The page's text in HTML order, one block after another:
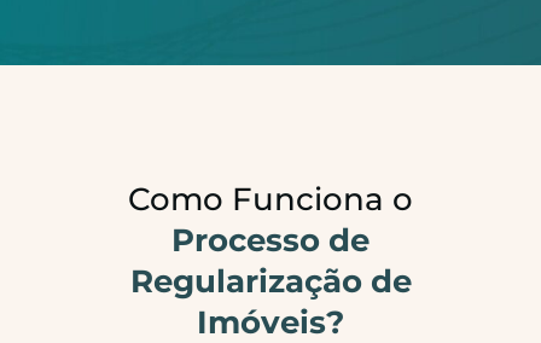
Como Funciona o
Processo de
Regularização de
Imóveis?